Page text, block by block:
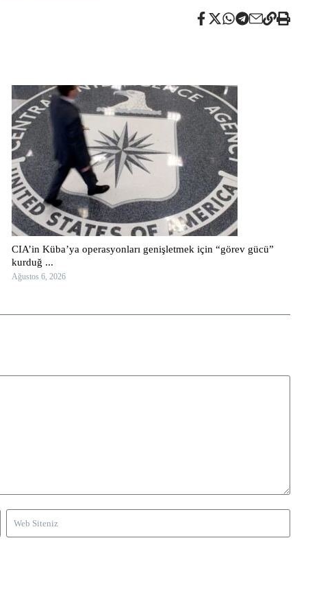
CIA’in Küba’ya operasyonları genişletmek için “görev gücü”
kurduğ ...
Ağustos 6, 2026